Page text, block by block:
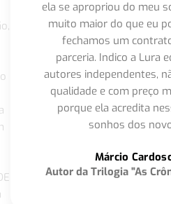
ela se apropriou do meu
muito maior do que eu
fechamos um
parceria. Indico a Lura
autores independentes,
qualidade e com preço
porque ela acredita
sonhos dos
Márcio
Autor da Trilogia "As